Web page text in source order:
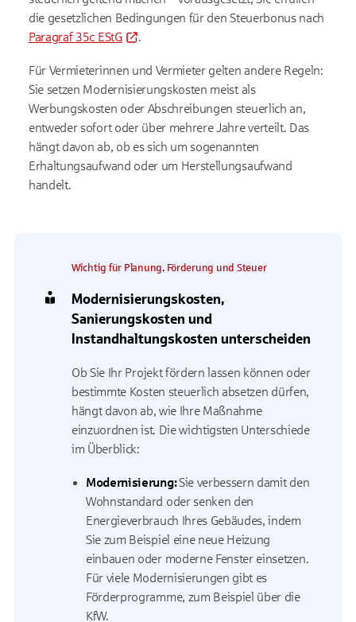
die gesetzlichen Bedingungen für den Steuerbonus nach
Paragraf 35c EStG
.
Für Vermieterinnen und Vermieter gelten andere Regeln:
Sie setzen Modernisierungskosten meist als
Werbungskosten oder Abschreibungen steuerlich an,
entweder sofort oder über mehrere Jahre verteilt. Das
hängt davon ab, ob es sich um sogenannten
Erhaltungsaufwand oder um Herstellungsaufwand
handelt.
Wichtig für Planung, Förderung und Steuer
Modernisierungskosten,
Sanierungskosten und
Instandhaltungskosten unterscheiden
Ob Sie Ihr Projekt fördern lassen können oder
bestimmte Kosten steuerlich absetzen dürfen,
hängt davon ab, wie Ihre Maßnahme
einzuordnen ist. Die wichtigsten Unterschiede
im Überblick:
Modernisierung:Sie verbessern damit den
Wohnstandard oder senken den
Energieverbrauch Ihres Gebäudes, indem
Sie zum Beispiel eine neue Heizung
einbauen oder moderne Fenster einsetzen.
Für viele Modernisierungen gibt es
Förderprogramme, zum Beispiel über die
KfW.